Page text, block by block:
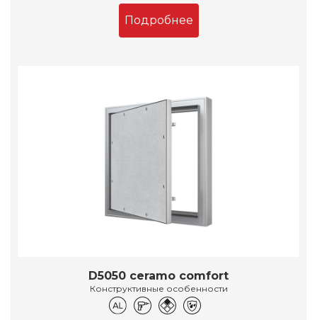
Подробнее
D5050 ceramo comfort
Конструктивные особенности